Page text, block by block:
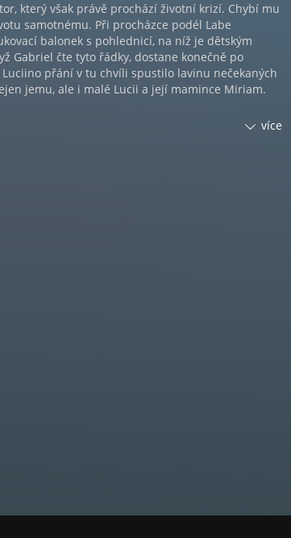
který však právě prochází životní krizí. Chybí mu
samotnému. Při procházce podél Labe
balonek s pohlednicí, na níž je dětským
Gabriel čte tyto řádky, dostane konečně po
přání v tu chvíli spustilo lavinu nečekaných
jemu, ale i malé Lucii a její mamince Miriam.
složitém a drsném světě potřebuje dávku více